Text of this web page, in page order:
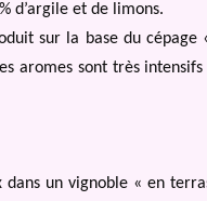
d’argile et de limons.
sur la base du cépage
aromes sont très
dans un vignoble « en